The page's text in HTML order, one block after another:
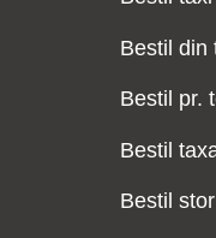
Bestil din
Bestil pr.
Bestil
Bestil